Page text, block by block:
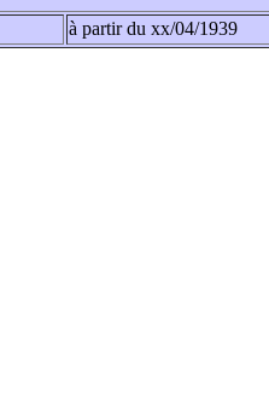
à partir du xx/04/1939